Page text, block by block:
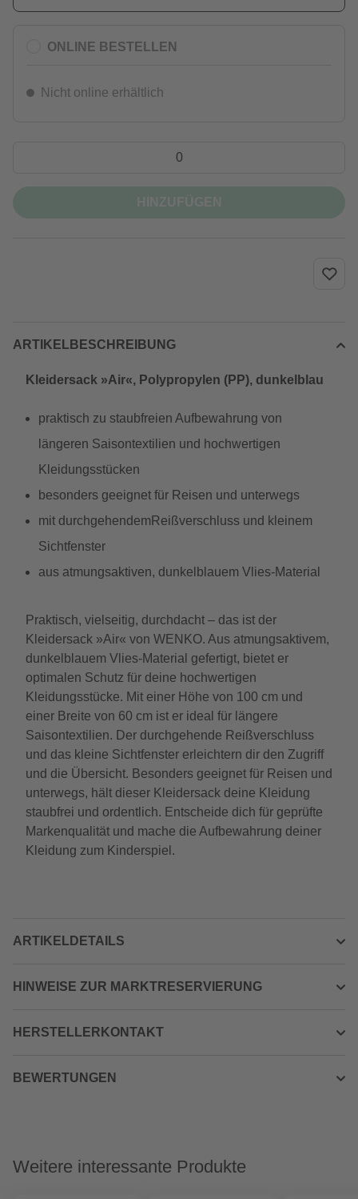
ONLINE BESTELLEN
Nicht online erhältlich
ARTIKELBESCHREIBUNG
Kleidersack »Air«, Polypropylen (PP), dunkelblau
praktisch zu staubfreien Aufbewahrung von
längeren Saisontextilien und hochwertigen
Kleidungsstücken
besonders geeignet für Reisen und unterwegs
mit durchgehendemReißverschluss und kleinem
Sichtfenster
aus atmungsaktiven, dunkelblauem Vlies-Material
Praktisch, vielseitig, durchdacht – das ist der
Kleidersack »Air« von WENKO. Aus atmungsaktivem,
dunkelblauem Vlies-Material gefertigt, bietet er
optimalen Schutz für deine hochwertigen
Kleidungsstücke. Mit einer Höhe von 100 cm und
einer Breite von 60 cm ist er ideal für längere
Saisontextilien. Der durchgehende Reißverschluss
und das kleine Sichtfenster erleichtern dir den Zugriff
und die Übersicht. Besonders geeignet für Reisen und
unterwegs, hält dieser Kleidersack deine Kleidung
staubfrei und ordentlich. Entscheide dich für geprüfte
Markenqualität und mache die Aufbewahrung deiner
Kleidung zum Kinderspiel.
ARTIKELDETAILS
HINWEISE ZUR MARKTRESERVIERUNG
HERSTELLERKONTAKT
BEWERTUNGEN
Weitere interessante Produkte